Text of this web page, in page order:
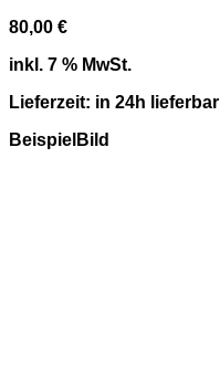
80,00 €
inkl. 7 % MwSt.
Lieferzeit: in 24h lieferbar
BeispielBild